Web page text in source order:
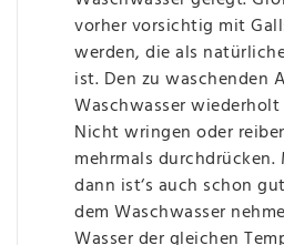
vorher vorsichtig mit
werden, die als
ist. Den zu waschenden
Waschwasser
Nicht wringen oder
mehrmals durchdrücken.
dann ist‘s auch schon
dem Waschwasser